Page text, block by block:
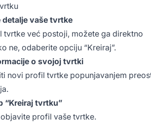
detalje vaše tvrtke
tvrtke već postoji, možete ga direktno
ne, odaberite opciju “Kreiraj”.
o svojoj tvrtki
novi profil tvrtke popunjavanjem
“Kreiraj tvrtku”
profil vaše tvrtke.